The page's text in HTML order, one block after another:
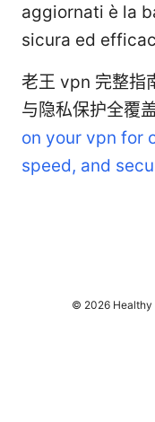
aggiornati è la
sicura ed
老王 vpn 完整指
与隐私保护全覆
on your vpn for
speed, and
© 2026 Healthy